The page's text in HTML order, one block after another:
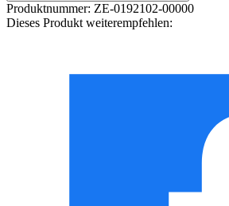
Produktnummer: ZE-0192102-00000
Dieses Produkt weiterempfehlen: